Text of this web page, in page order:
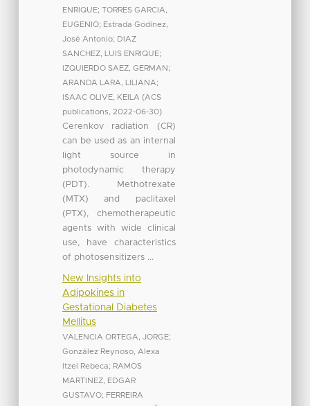
ENRIQUE; TORRES GARCIA,
EUGENIO; Estrada Godínez,
José Antonio; DIAZ
SANCHEZ, LUIS ENRIQUE;
IZQUIERDO SAEZ, GERMAN ;
ARANDA LARA, LILIANA;
ISAAC OLIVE, KEILA (ACS
publications
2022-06-30)
Cerenkov radiation (CR)
can be used as an internal
light source in
photodynamic therapy
(PDT). Methotrexate
(MTX) and paclitaxel
(PTX), chemotherapeutic
agents with wide clinical
use, have characteristics
of photosensitizers ...
New Insights into
Adipokines in
Gestational Diabetes
Mellitus
VALENCIA ORTEGA, JORGE;
González Reynoso, Alexa
Itzel Rebeca; RAMOS
MARTINEZ, EDGAR
GUSTAVO; FERREIRA